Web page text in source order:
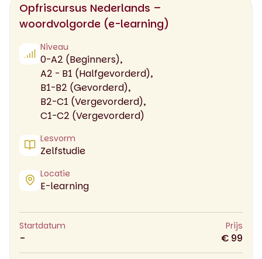
Opfriscursus Nederlands –
woordvolgorde (e-learning)
Niveau
0-A2 (Beginners),
A2 - B1 (Halfgevorderd),
B1-B2 (Gevorderd),
B2-C1 (Vergevorderd),
C1-C2 (Vergevorderd)
Lesvorm
Zelfstudie
Locatie
E-learning
Startdatum
-
Prijs
€ 99